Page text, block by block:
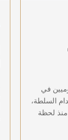
في
السلطة،
منذ لحظة
في
لحظة